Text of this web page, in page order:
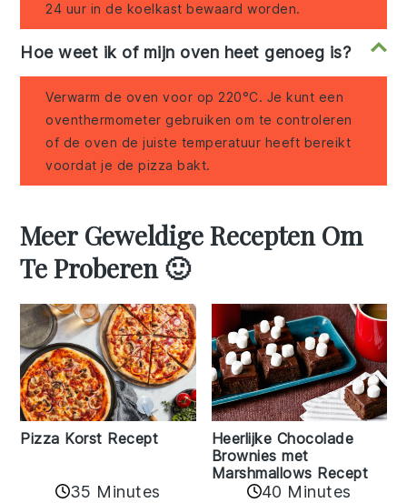
24 uur in de koelkast bewaard worden.
Hoe weet ik of mijn oven heet genoeg is?
Verwarm de oven voor op 220°C. Je kunt een
oventhermometer gebruiken om te controleren
of de oven de juiste temperatuur heeft bereikt
voordat je de pizza bakt.
Meer Geweldige Recepten Om
Te Proberen 🙂
Pizza Korst Recept
35 Minutes
Heerlijke Chocolade
Brownies met
Marshmallows Recept
40 Minutes